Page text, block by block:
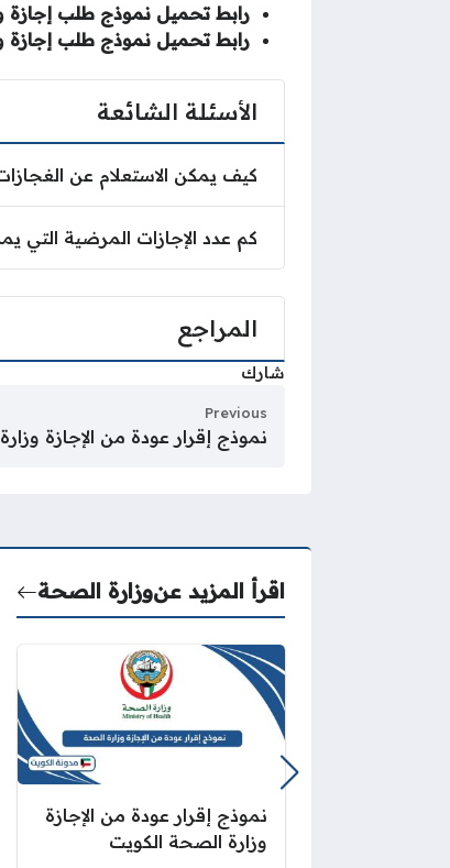
رابط تحميل نموذج طلب إجازة
رابط تحميل نموذج طلب إجازة
الأسئلة الشائعة
كيف يمكن الاستعلام عن
كم عدد الإجازات المرضية التي
المراجع
شارك
Previous
نموذج إقرار عودة من الإجازة
اقرأ المزيد عنوزارة الصحة
نموذج إقرار عودة من الإجازة
وزارة الصحة الكويت